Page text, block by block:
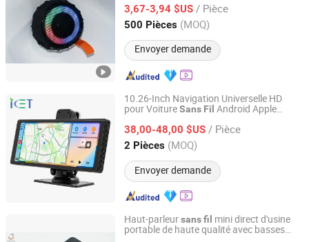
audioétanche
3,67-3,94 $US / Pièce
500 Pièces (MOQ)
Envoyer demande
Guangdong, China Depuis 2022
10.26-Inch Navigation Universelle HD
pour VoitureSans Fil Android Apple
38,00-48,00 $US / Pièce
2 Pièces (MOQ)
Envoyer demande
Xiamen Aisite Technology Co., Ltd
Fujian, China Depuis 2026
Haut-parleursansfil mini direct d'usine
portable de haute qualité avec basses
Juhuaxin (Foshan) Technology Co., Ltd.